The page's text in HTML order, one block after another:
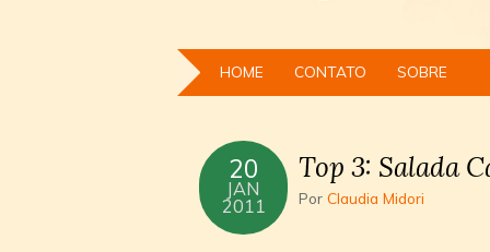
HOME CONTATO SOBRE
20
JAN
2011
Top 3: Salada
Por Claudia Midori